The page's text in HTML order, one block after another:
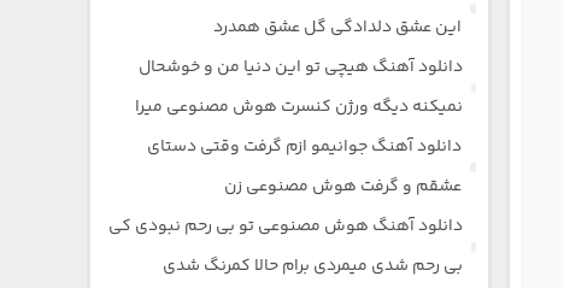
این عشق دلدادگی گل عشق همدرد
دانلود آهنگ هیچی تو این دنیا من و خوشحال
نمیکنه دیگه ورژن کنسرت هوش مصنوعی میرا
دانلود آهنگ جوانیمو ازم گرفت وقتی دستای
عشقم و گرفت هوش مصنوعی زن
دانلود آهنگ هوش مصنوعی تو بی رحم نبودی کی
بی رحم شدی میمردی برام حالا کمرنگ شدی